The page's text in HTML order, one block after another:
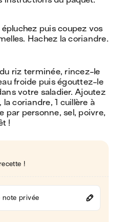
puis coupez vos
riz terminée, rincez-le
froide puis égouttez-le
votre saladier. Ajoutez
la coriandre, 1 cuillère à
par personne, sel, poivre,
!
!
note privée